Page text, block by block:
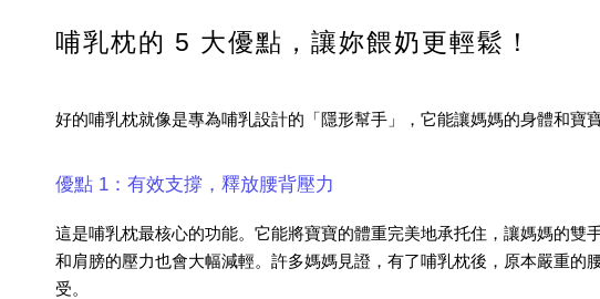
哺乳枕的 5 大優點，讓妳餵奶更輕鬆！
好的哺乳枕就像是專為哺乳設計的「隱形幫手」，它能讓媽媽的身體和寶
優點 1：有效支撐，釋放腰背壓力
這是哺乳枕最核心的功能。它能將寶寶的體重完美地承托住，讓媽媽的
和肩膀的壓力也會大幅減輕。許多媽媽見證，有了哺乳枕後，原本嚴重
受。